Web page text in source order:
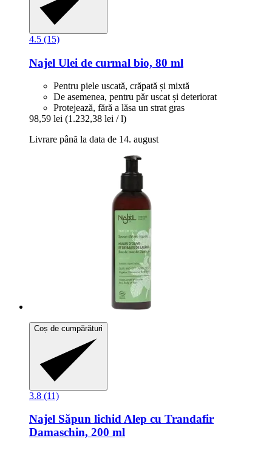
4.5 (15)
Najel Ulei de curmal bio, 80 ml
Pentru piele uscată, crăpată și mixtă
De asemenea, pentru păr uscat și deteriorat
Protejează, fără a lăsa un strat gras
98,59 lei (1.232,38 lei / l)
Livrare până la data de 14. august
Coș de cumpărături
3.8 (11)
Najel Săpun lichid Alep cu Trandafir
Damaschin, 200 ml